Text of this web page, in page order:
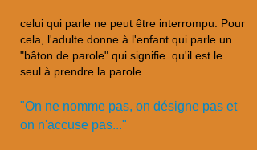
celui qui parle ne peut être interrompu. Pour
cela, l'adulte donne à l'enfant qui parle un
"bâton de parole" qui signifie qu'il est le
seul à prendre la parole.
"On ne nomme pas, on désigne pas et
on n'accuse pas..."